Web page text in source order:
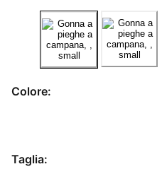
Colore:
Taglia: